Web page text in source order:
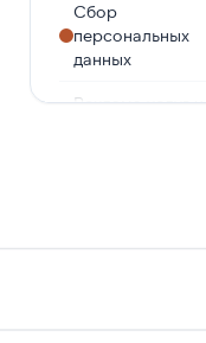
Сбор
персональных
данных
Реклама услуг и